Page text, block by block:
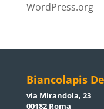
WordPress.org
Biancolapis
via Mirandola, 23
00182 Roma